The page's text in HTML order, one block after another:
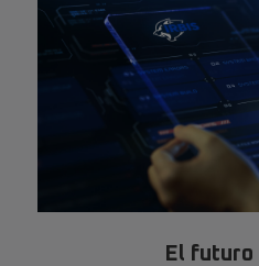
El